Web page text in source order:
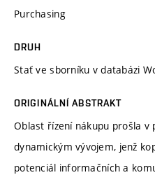
Purchasing
DRUH
Stať ve sborníku v databázi
ORIGINÁLNÍ ABSTRAKT
Oblast řízení nákupu prošla v
dynamickým vývojem, jenž
potenciál informačních a